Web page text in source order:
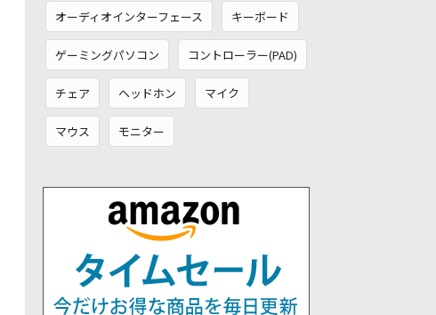
オーディオインターフェース キーボード
ゲーミングパソコン コントローラー(PAD)
チェア ヘッドホン マイク
マウス モニター